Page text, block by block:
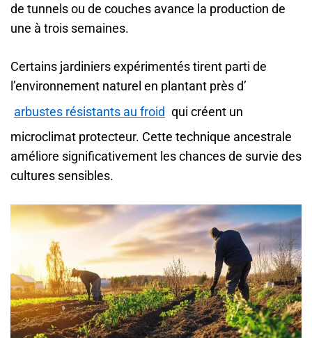
de tunnels ou de couches avance la production de
une à trois semaines.
Certains jardiniers expérimentés tirent parti de
l’environnement naturel en plantant près d’
arbustes résistants au froid qui créent un
microclimat protecteur. Cette technique ancestrale
améliore significativement les chances de survie des
cultures sensibles.